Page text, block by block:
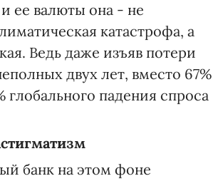
ее валюты она - не
катастрофа, а
Ведь даже изъяв потери
двух лет, вместо 67%
глобального падения спроса
банк на этом фоне